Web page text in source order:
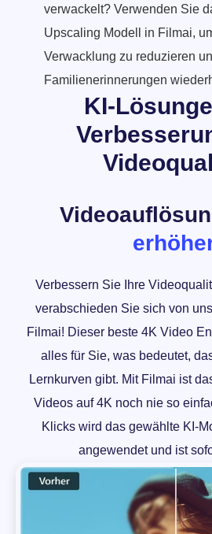
verwackelt? Verwenden Sie
Upscaling Modell in Filmai,
Verwacklung zu reduzieren
Familienerinnerungen
KI-
Verbessern Sie Ihre
verabschieden Sie sich von
Filmai! Dieser beste 4K Video
alles für Sie, was bedeutet,
Lernkurven gibt. Mit Filmai ist
Videos auf 4K noch nie so
Klicks wird das gewählte KI-
angewendet und ist